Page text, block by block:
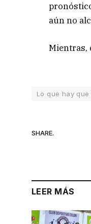
aún no
Mientras,
Lo que hay que
SHARE.
LEER MÁS